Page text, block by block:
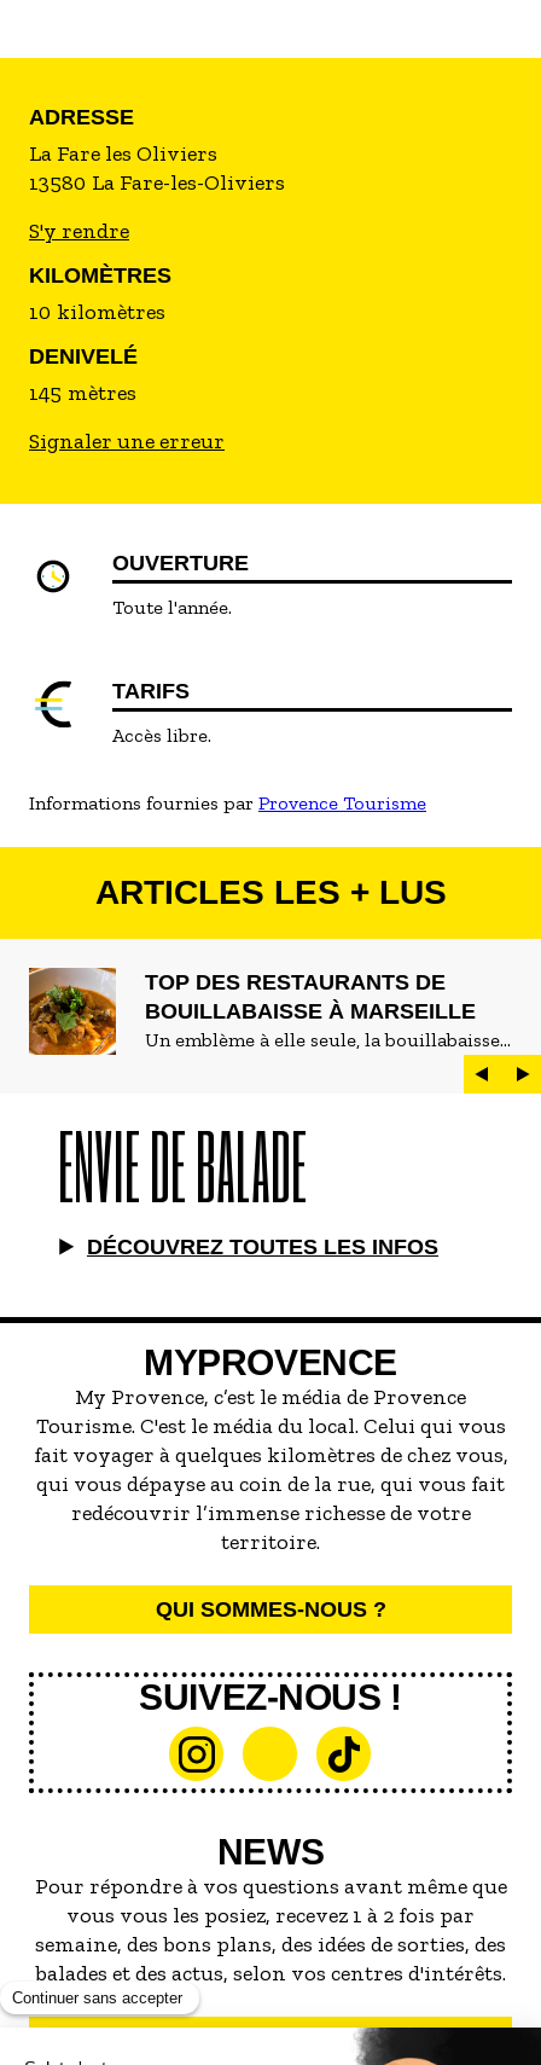
ADRESSE
La Fare les Oliviers
13580 La Fare-les-Oliviers
S'y rendre
KILOMÈTRES
10 kilomètres
DENIVELÉ
145 mètres
Signaler une erreur
OUVERTURE
Toute l'année.
TARIFS
Accès libre.
Informations fournies par Provence Tourisme
ARTICLES LES + LUS
TOP DES RESTAURANTS DE
BOUILLABAISSE À MARSEILLE
Un emblème à elle seule, la bouillabaisse
est LE plat marseillais par excellence. On
peut d'ailleurs vite être submergé·e par la
marée de restaurants qui se vantent de
servir la meilleure...
ENVIE DE BALADE
DÉCOUVREZ TOUTES LES INFOS
MYPROVENCE
My Provence, c’est le média de Provence
Tourisme. C'est le média du local. Celui qui vous
fait voyager à quelques kilomètres de chez vous,
qui vous dépayse au coin de la rue, qui vous fait
redécouvrir l’immense richesse de votre
territoire.
QUI SOMMES-NOUS ?
SUIVEZ-NOUS !
NEWS
Pour répondre à vos questions avant même que
vous vous les posiez, recevez 1 à 2 fois par
semaine, des bons plans, des idées de sorties, des
balades et des actus, selon vos centres d'intérêts.
S'INSCRIRE À LA NEWSLETTER